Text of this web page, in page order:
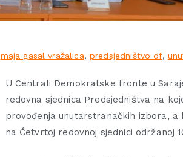
maja gasal vražalica, predsjedništvo df,
U Centrali Demokratske fronte u
redovna sjednica Predsjedništva na
provođenja unutarstranačkih izbora, a
na Četvrtoj redovnoj sjednici održanoj